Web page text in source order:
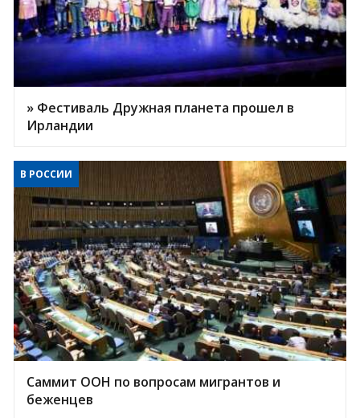
» Фестиваль Дружная планета прошел в
Ирландии
В РОССИИ
Саммит ООН по вопросам мигрантов и
беженцев